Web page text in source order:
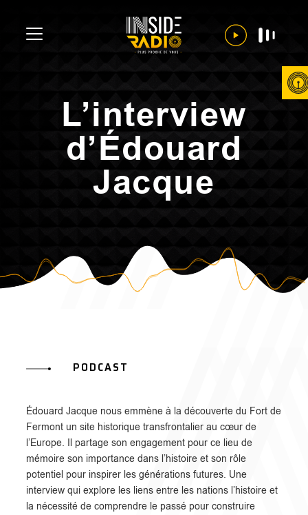
L’interview
d’Édouard
Jacque
PODCAST
Édouard Jacque nous emmène à la découverte du Fort de
Fermont un site historique transfrontalier au cœur de
l’Europe. Il partage son engagement pour ce lieu de
mémoire son importance dans l’histoire et son rôle
potentiel pour inspirer les générations futures. Une
interview qui explore les liens entre les nations l’histoire et
la nécessité de comprendre le passé pour construire